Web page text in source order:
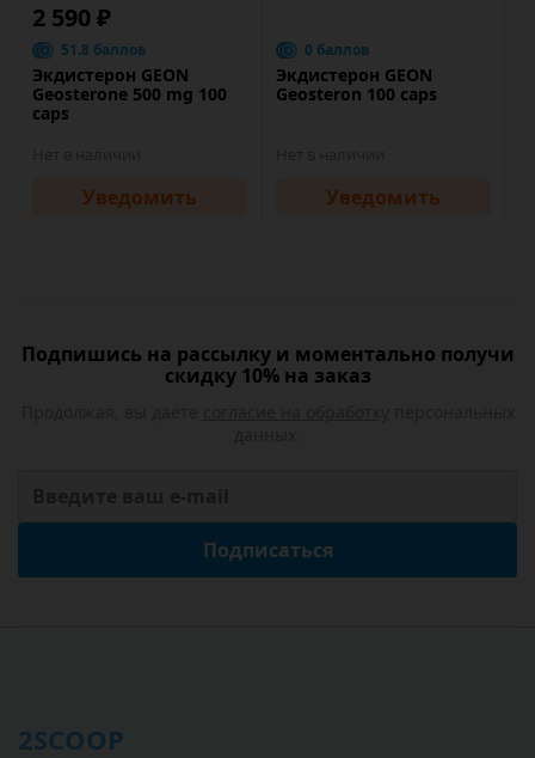
2 590 ₽
51.8 баллов
Экдистерон GEON
Geosterone 500 mg 100
caps
Уведомить
0 баллов
Экдистерон GEON
Geosteron 100 caps
Уведомить
Подпишись на рассылку и моментально получи
скидку 10% на заказ
Подписаться
2SCOOP